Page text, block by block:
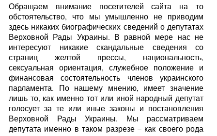
Обращаем внимание посетителей сайта на то
обстоятельство, что мы умышленно не приводим
здесь никаких биографических сведений о депутатах
Верховной Рады Украины. В равной мере нас не
интересуют никакие скандальные сведения со
страниц желтой прессы, национальность,
сексуальная ориентация, служебное положение и
финансовая состоятельность членов украинского
парламента. По нашему мнению, имеет значение
лишь то, как именно тот или иной народный депутат
голосует за те или иные законы и постановления
Верховной Рады Украины. Мы рассматриваем
депутата именно в таком разрезе – как своего рода